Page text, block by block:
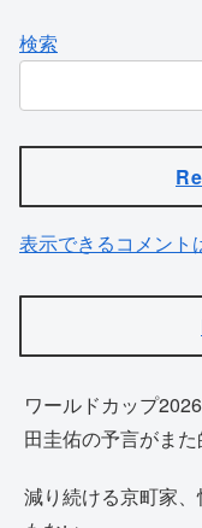
検索
表示できるコメント
ワールドカップ
田圭佑の予言がまた
減り続ける京町家